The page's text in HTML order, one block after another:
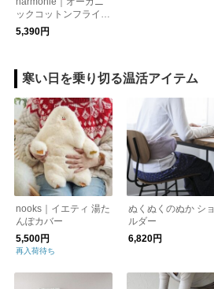
ックコットンフライス
ボーダーロングスリー
ブカットソー 883001
5,390円
寒い日を乗り切る温活アイテム
nooks｜イエティ 湯た
んぽカバー
5,500円
再入荷待ち
ぬくぬくのぬか ショ
ルダー
6,820円